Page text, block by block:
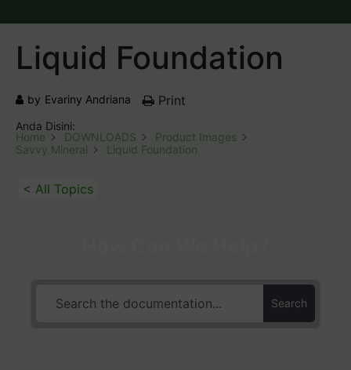
Liquid Foundation
by Evariny Andriana Print
Anda Disini:
Home
DOWNLOADS
Product Images
Savvy Mineral
Liquid Foundation
< All Topics
Search